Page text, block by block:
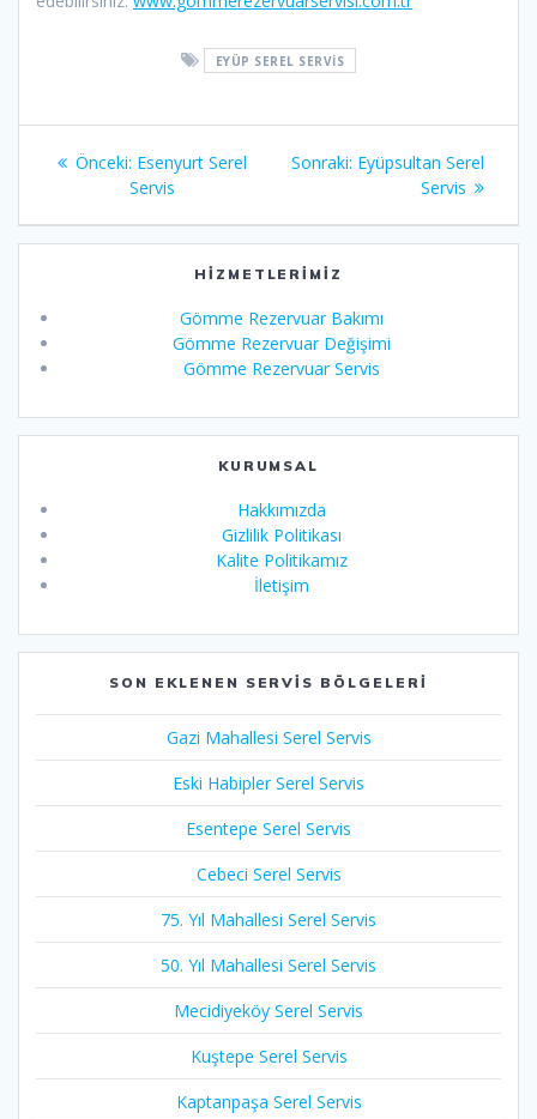
EYÜP SEREL SERVIS
Yazı
gezinmesi
Önceki: Önceki
yazı:
Esenyurt Serel
Servis
Sonraki: Sonraki
Eyüpsultan Serel
Servis
HIZMETLERIMIZ
Gömme Rezervuar Bakımı
Gömme Rezervuar Değişimi
Gömme Rezervuar Servis
KURUMSAL
Hakkımızda
Gizlilik Politikası
Kalite Politikamız
İletişim
SON EKLENEN SERVIS BÖLGELERI
Gazi Mahallesi Serel Servis
Eski Habipler Serel Servis
Esentepe Serel Servis
Cebeci Serel Servis
75. Yıl Mahallesi Serel Servis
50. Yıl Mahallesi Serel Servis
Mecidiyeköy Serel Servis
Kuştepe Serel Servis
Kaptanpaşa Serel Servis